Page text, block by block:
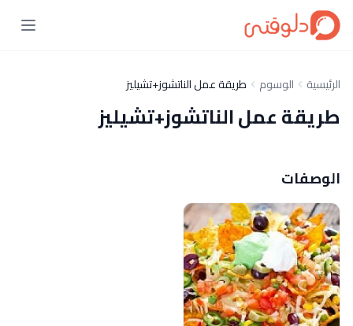
الرئيسية الوسوم طريقة عمل الناتشوز+تشيليز
طريقة عمل الناتشوز+تشيليز
الوصفات